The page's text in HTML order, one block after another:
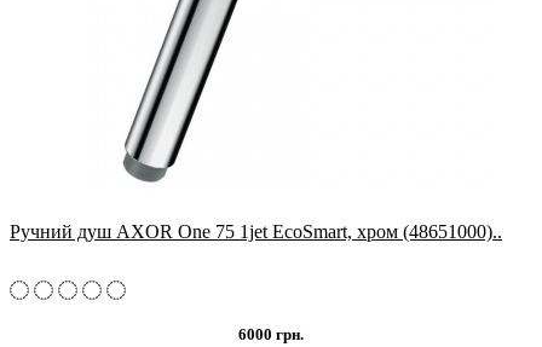
Ручний душ AXOR One 75 1jet EcoSmart, хром (48651000)..
6000 грн.